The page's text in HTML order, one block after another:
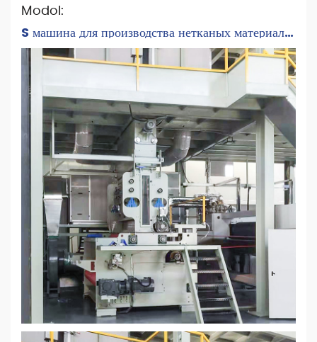
Modol:
S машина для производства нетканых материалов